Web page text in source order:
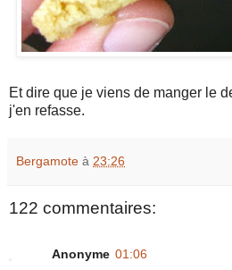
Et dire que je viens de manger le
j'en refasse.
Bergamote à 23:26
122 commentaires:
Anonyme 01:06